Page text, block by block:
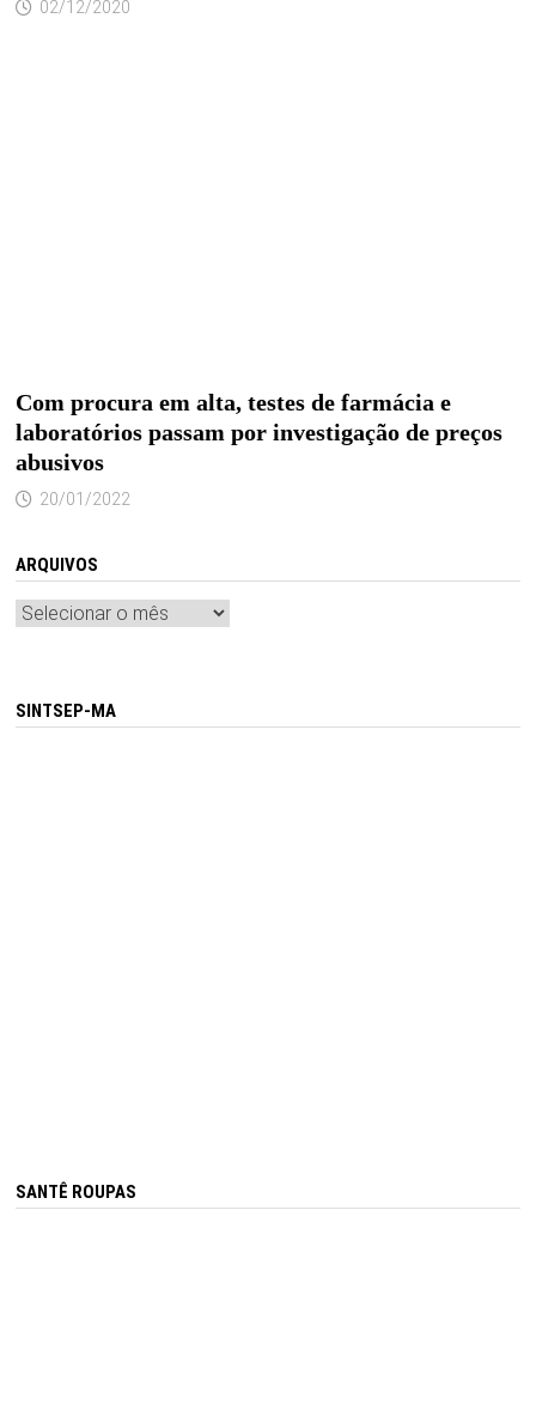
02/12/2020
Com procura em alta, testes de farmácia e
laboratórios passam por investigação de preços
abusivos
20/01/2022
ARQUIVOS
Arquivos
SINTSEP-MA
SANTÊ ROUPAS